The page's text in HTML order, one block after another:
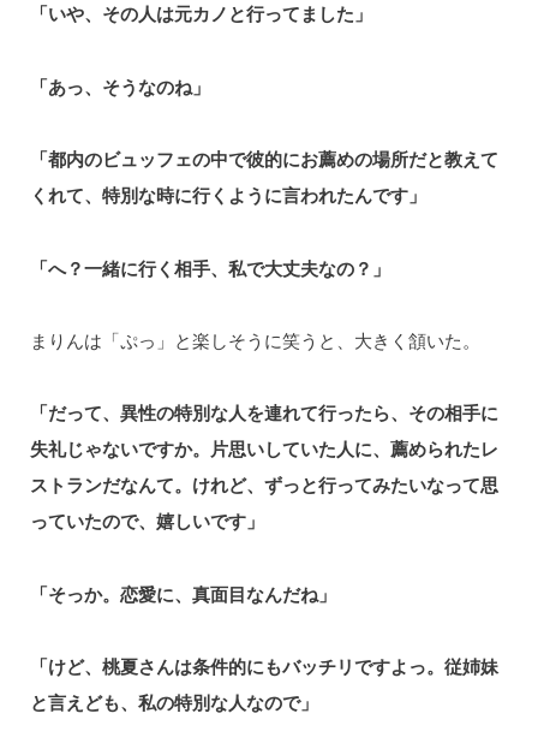
「いや、その人は元カノと行ってました」
「あっ、そうなのね」
「都内のビュッフェの中で彼的にお薦めの場所だと教えて
くれて、特別な時に行くように言われたんです」
「へ？一緒に行く相手、私で大丈夫なの？」
まりんは「ぷっ」と楽しそうに笑うと、大きく頷いた。
「だって、異性の特別な人を連れて行ったら、その相手に
失礼じゃないですか。片思いしていた人に、薦められたレ
ストランだなんて。けれど、ずっと行ってみたいなって思
っていたので、嬉しいです」
「そっか。恋愛に、真面目なんだね」
「けど、桃夏さんは条件的にもバッチリですよっ。従姉妹
と言えども、私の特別な人なので」